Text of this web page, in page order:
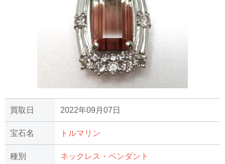
買取日 2022年09月07日
宝石名 トルマリン
種別 ネックレス・ペンダント